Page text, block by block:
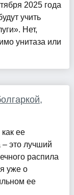
2025 года
учить
Нет,
унитаза или
ее
– это лучший
распила
уже о
ее